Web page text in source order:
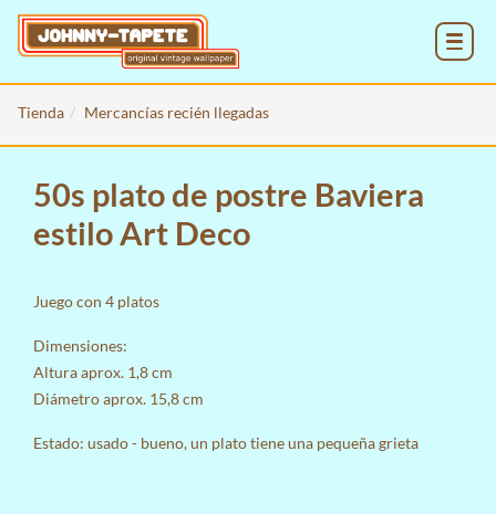
Tienda Mercancías recién llegadas
50s plato de postre Baviera
estilo Art Deco
Juego con 4 platos
Dimensiones:
Altura aprox. 1,8 cm
Diámetro aprox. 15,8 cm
Estado: usado - bueno, un plato tiene una pequeña grieta